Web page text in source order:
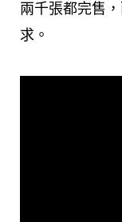
兩千張都完售
求。